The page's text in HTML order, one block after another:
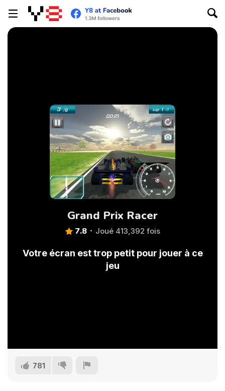
Grand Prix Racer
7.8 Joué 413,392 fois
Votre écran est trop petit pour jouer à ce
jeu
781